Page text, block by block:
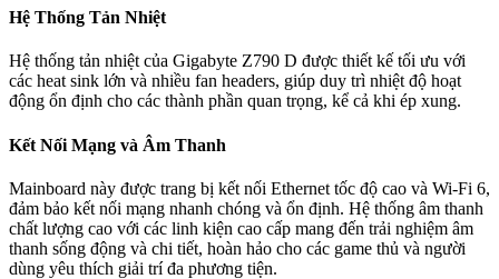
Hệ Thống Tản Nhiệt
Hệ thống tản nhiệt của Gigabyte Z790 D được thiết kế tối ưu với
các heat sink lớn và nhiều fan headers, giúp duy trì nhiệt độ hoạt
động ổn định cho các thành phần quan trọng, kể cả khi ép xung.
Kết Nối Mạng và Âm Thanh
Mainboard này được trang bị kết nối Ethernet tốc độ cao và Wi-Fi 6,
đảm bảo kết nối mạng nhanh chóng và ổn định. Hệ thống âm thanh
chất lượng cao với các linh kiện cao cấp mang đến trải nghiệm âm
thanh sống động và chi tiết, hoàn hảo cho các game thủ và người
dùng yêu thích giải trí đa phương tiện.